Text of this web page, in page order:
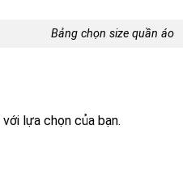
Bảng chọn size quần áo
lựa chọn của bạn.